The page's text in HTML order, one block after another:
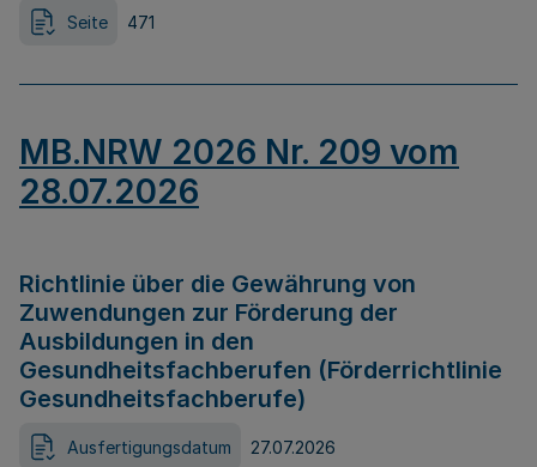
Seite 471
MB.NRW 2026 Nr. 209 vom
28.07.2026
Richtlinie über die Gewährung von
Zuwendungen zur Förderung der
Ausbildungen in den
Gesundheitsfachberufen (Förderrichtlinie
Gesundheitsfachberufe)
Ausfertigungsdatum 27.07.2026